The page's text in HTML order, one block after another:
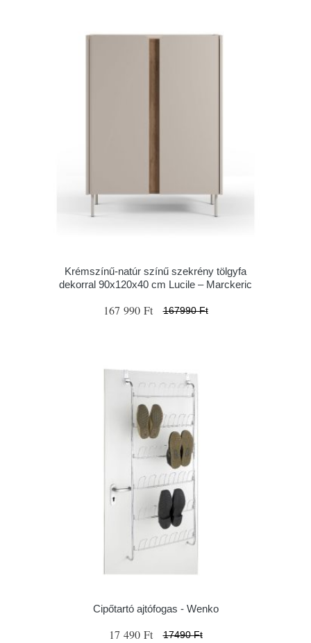
Krémszínű-natúr színű szekrény tölgyfa
dekorral 90x120x40 cm Lucile – Marckeric
167 990 Ft 167990 Ft
Cipőtartó ajtófogas - Wenko
17 490 Ft 17490 Ft